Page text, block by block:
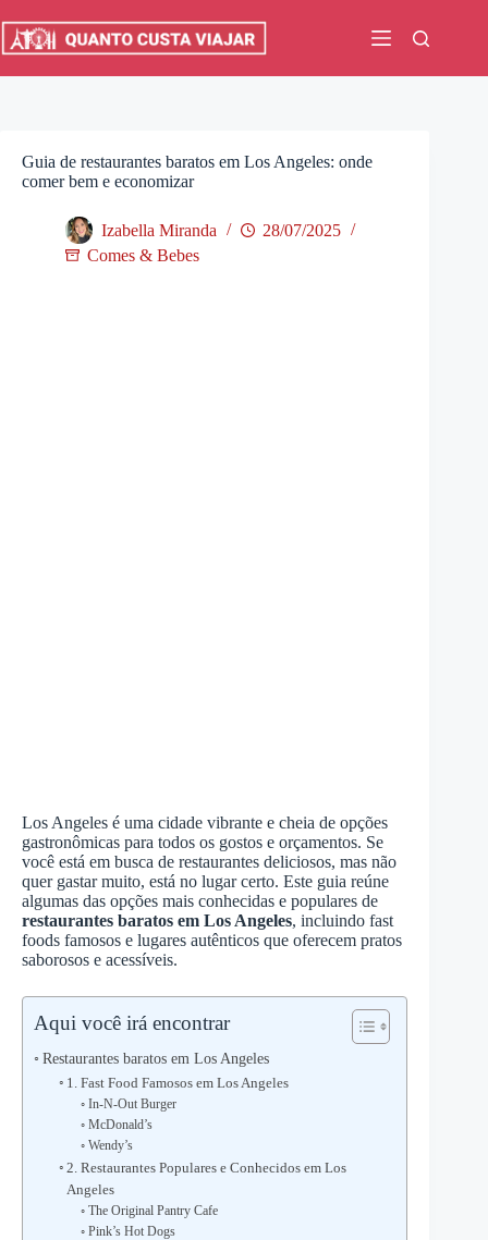
para
Guia de restaurantes baratos em Los Angeles: onde
comer bem e economizar
Izabella Miranda
28/07/2025
Comes & Bebes
Los Angeles é uma cidade vibrante e cheia de opções
gastronômicas para todos os gostos e orçamentos. Se
você está em busca de restaurantes deliciosos, mas não
quer gastar muito, está no lugar certo. Este guia reúne
algumas das opções mais conhecidas e populares de
restaurantes baratos em Los Angeles, incluindo fast
foods famosos e lugares autênticos que oferecem pratos
saborosos e acessíveis.
Aqui você irá encontrar
Restaurantes baratos em Los Angeles
1. Fast Food Famosos em Los Angeles
In-N-Out Burger
McDonald’s
Wendy’s
2. Restaurantes Populares e Conhecidos em Los
Angeles
The Original Pantry Cafe
Pink’s Hot Dogs